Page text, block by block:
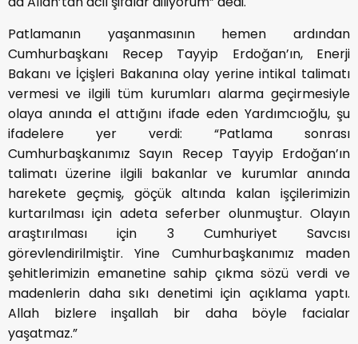
Patlamanın yaşanmasının hemen ardından
Cumhurbaşkanı Recep Tayyip Erdoğan’ın, Enerji
Bakanı ve İçişleri Bakanına olay yerine intikal talimatı
vermesi ve ilgili tüm kurumları alarma geçirmesiyle
olaya anında el attığını ifade eden Yardımcıoğlu, şu
ifadelere yer verdi: “Patlama sonrası
Cumhurbaşkanımız Sayın Recep Tayyip Erdoğan’ın
talimatı üzerine ilgili bakanlar ve kurumlar anında
harekete geçmiş, göçük altında kalan işçilerimizin
kurtarılması için adeta seferber olunmuştur. Olayın
araştırılması için 3 Cumhuriyet Savcısı
görevlendirilmiştir. Yine Cumhurbaşkanımız maden
şehitlerimizin emanetine sahip çıkma sözü verdi ve
madenlerin daha sıkı denetimi için açıklama yaptı.
Allah bizlere inşallah bir daha böyle facialar
yaşatmaz.”